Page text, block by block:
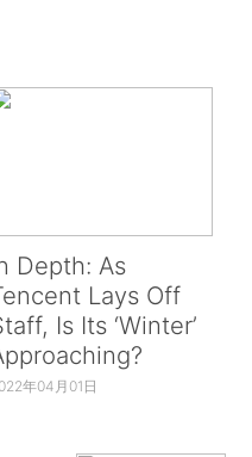
Depth: As
Lays Off
Is Its ‘Winter’
年04月01日